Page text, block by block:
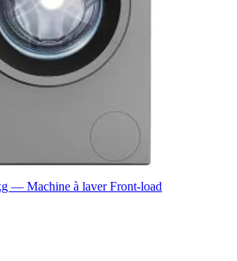
— Machine à laver Front-load